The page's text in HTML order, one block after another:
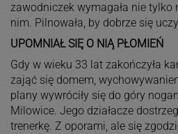
zawodniczek wymagała nie tylko
nim. Pilnowała, by dobrze się
UPOMNIAŁ SIĘ O NIĄ PŁOMIEŃ
Gdy w wieku 33 lat zakończyła
zająć się domem,
plany wywróciły się do góry
Milowice. Jego działacze
trenerkę. Z oporami, ale się